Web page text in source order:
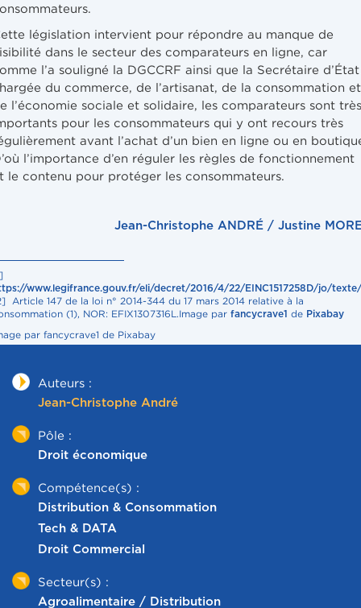
Auteurs :
Jean-Christophe André
Pôle :
Droit économique
Compétence(s) :
Distribution & Consommation
Tech & DATA
Droit Commercial
Secteur(s) :
Agroalimentaire / Distribution
législation intervient pour répondre au manque de
dans le secteur des comparateurs en ligne, car
l’a souligné la DGCCRF ainsi que la Secrétaire d’État
du commerce, de l’artisanat, de la consommation et
l’économie sociale et solidaire, les comparateurs sont très
pour les consommateurs qui y ont recours très
avant l’achat d’un bien en ligne ou en
l’importance d’en réguler les règles de fonctionnement
le contenu pour protéger les consommateurs.
Jean-Christophe ANDRÉ / Justine
www.legifrance.gouv.fr/eli/decret/2016/4/22/EINC1517258D/jo/
Article 147 de la loi n° 2014-344 du 17 mars 2014 relative à la
(1), NOR: EFIX1307316L.Image par fancycrave1 de Pixabay
par fancycrave1 de Pixabay